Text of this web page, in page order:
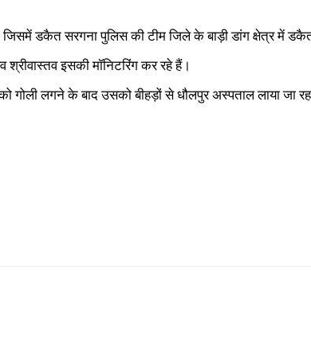
डकैत सरगना पुलिस की टीम जिले के बाड़ी डांग क्षेत्र में
श्रीवास्तव इसकी मॉनिटरिंग कर रहे हैं।
लगने के बाद उसको बीहड़ों से धौलपुर अस्पताल लाया जा